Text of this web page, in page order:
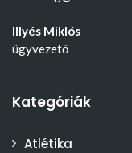
Illyés Miklós
ügyvezető
Kategóriák
Atlétika